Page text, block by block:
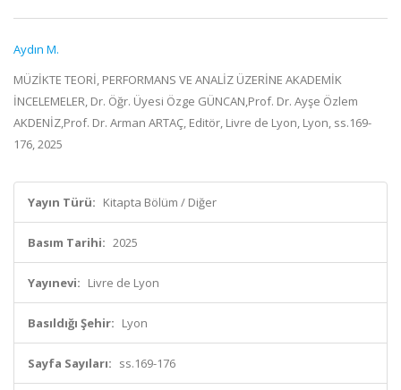
Aydın M.
MÜZİKTE TEORİ, PERFORMANS VE ANALİZ ÜZERİNE AKADEMİK
İNCELEMELER, Dr. Öğr. Üyesi Özge GÜNCAN,Prof. Dr. Ayşe Özlem
AKDENİZ,Prof. Dr. Arman ARTAÇ, Editör, Livre de Lyon, Lyon, ss.169-
176, 2025
Yayın Türü: Kitapta Bölüm / Diğer
Basım Tarihi: 2025
Yayınevi: Livre de Lyon
Basıldığı Şehir: Lyon
Sayfa Sayıları: ss.169-176